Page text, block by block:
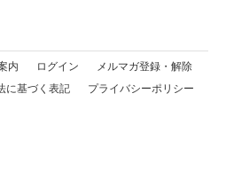
内 ログイン
メルマガ登録・解除
に基づく表記 プライバシーポリシー